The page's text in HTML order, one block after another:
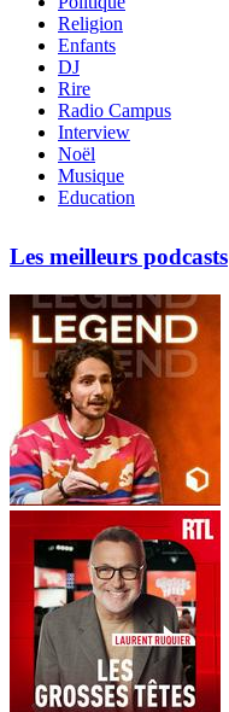
Religion
Enfants
DJ
Rire
Radio Campus
Interview
Noël
Musique
Education
Les meilleurs podcasts